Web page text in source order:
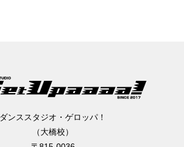
ダンススタジオ・ゲロッパ！
（大橋校）